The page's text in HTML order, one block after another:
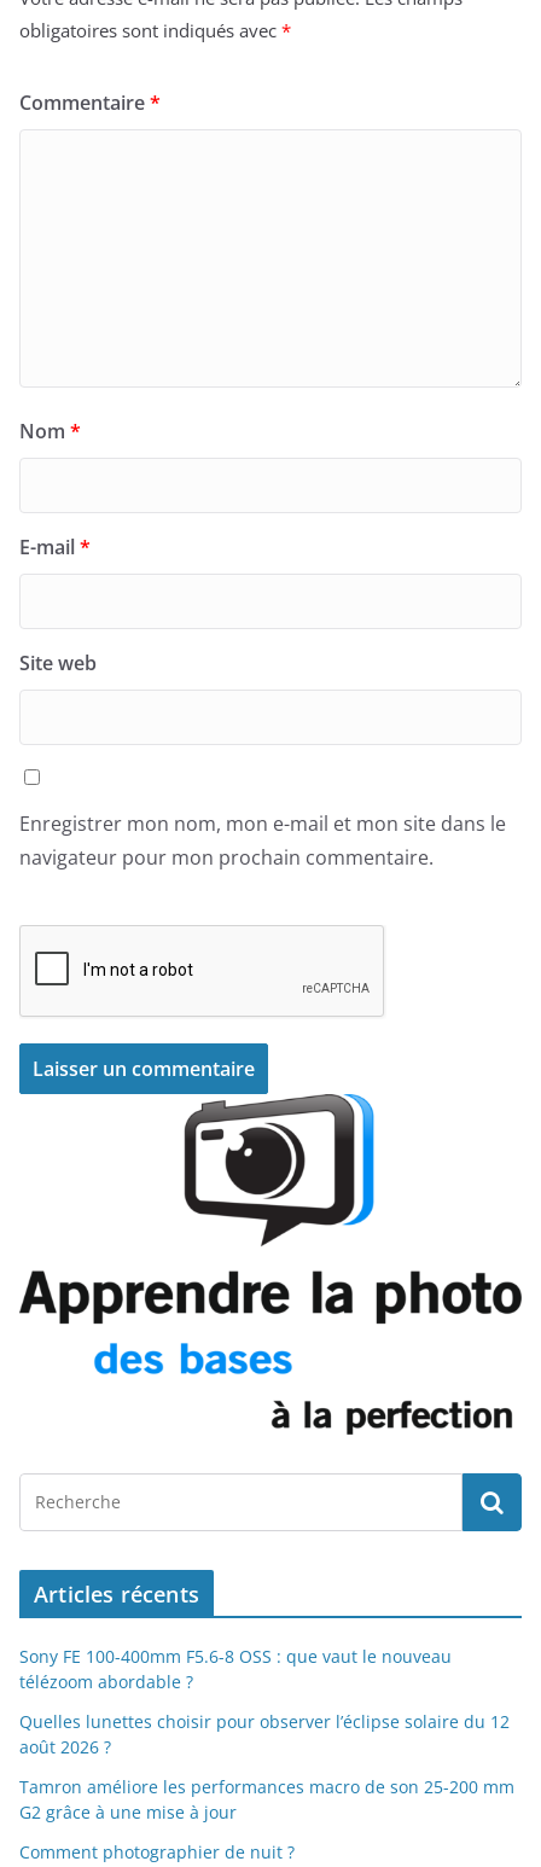
obligatoires sont indiqués avec *
Commentaire*
Nom *
E-mail*
Site web
Enregistrer mon nom, mon e-mail et mon site dans le
navigateur pour mon prochain commentaire.
Articles récents
Sony FE 100-400mm F5.6-8 OSS : que vaut le nouveau
télézoom abordable ?
Quelles lunettes choisir pour observer l’éclipse solaire du 12
août 2026 ?
Tamron améliore les performances macro de son 25-200 mm
G2 grâce à une mise à jour
Comment photographier de nuit ?